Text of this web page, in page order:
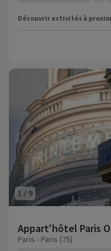
Découvrir activités à
1 / 9
Appart'hôtel Paris
Paris - Paris (75)